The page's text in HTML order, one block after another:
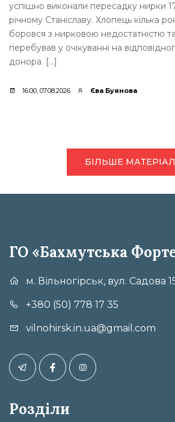
успішно виконали пересадку нирки
річному Станіславу. Хлопець кілька
боровся з нирковою недостатністю та
перебував у очікуванні на
донора. […]
16:00, 07.08.2026 Єва Буянова
БІЛЬШЕ
ГО «Бахмутська
м. Вільногірськ, вул. Садова
+380 (50) 778 17 35
vilnohirsk.in.ua@gmail.com
Розділи